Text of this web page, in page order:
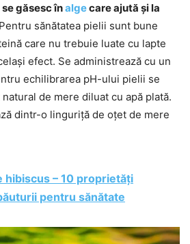
găsesc înalgecare ajută și la
sănătatea pielii sunt bune
care nu trebuie luate cu lapte
efect. Se administrează cu un
echilibrarea pH-ului pielii se
de mere diluat cu apă plată.
dintr-o linguriță de oțet de mere
hibiscus – 10 proprietăți
pentru sănătate